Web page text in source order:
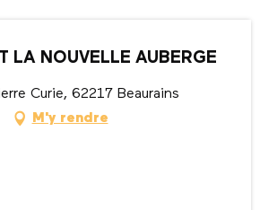
LA NOUVELLE AUBERGE
Curie, 62217 Beaurains
M'y rendre